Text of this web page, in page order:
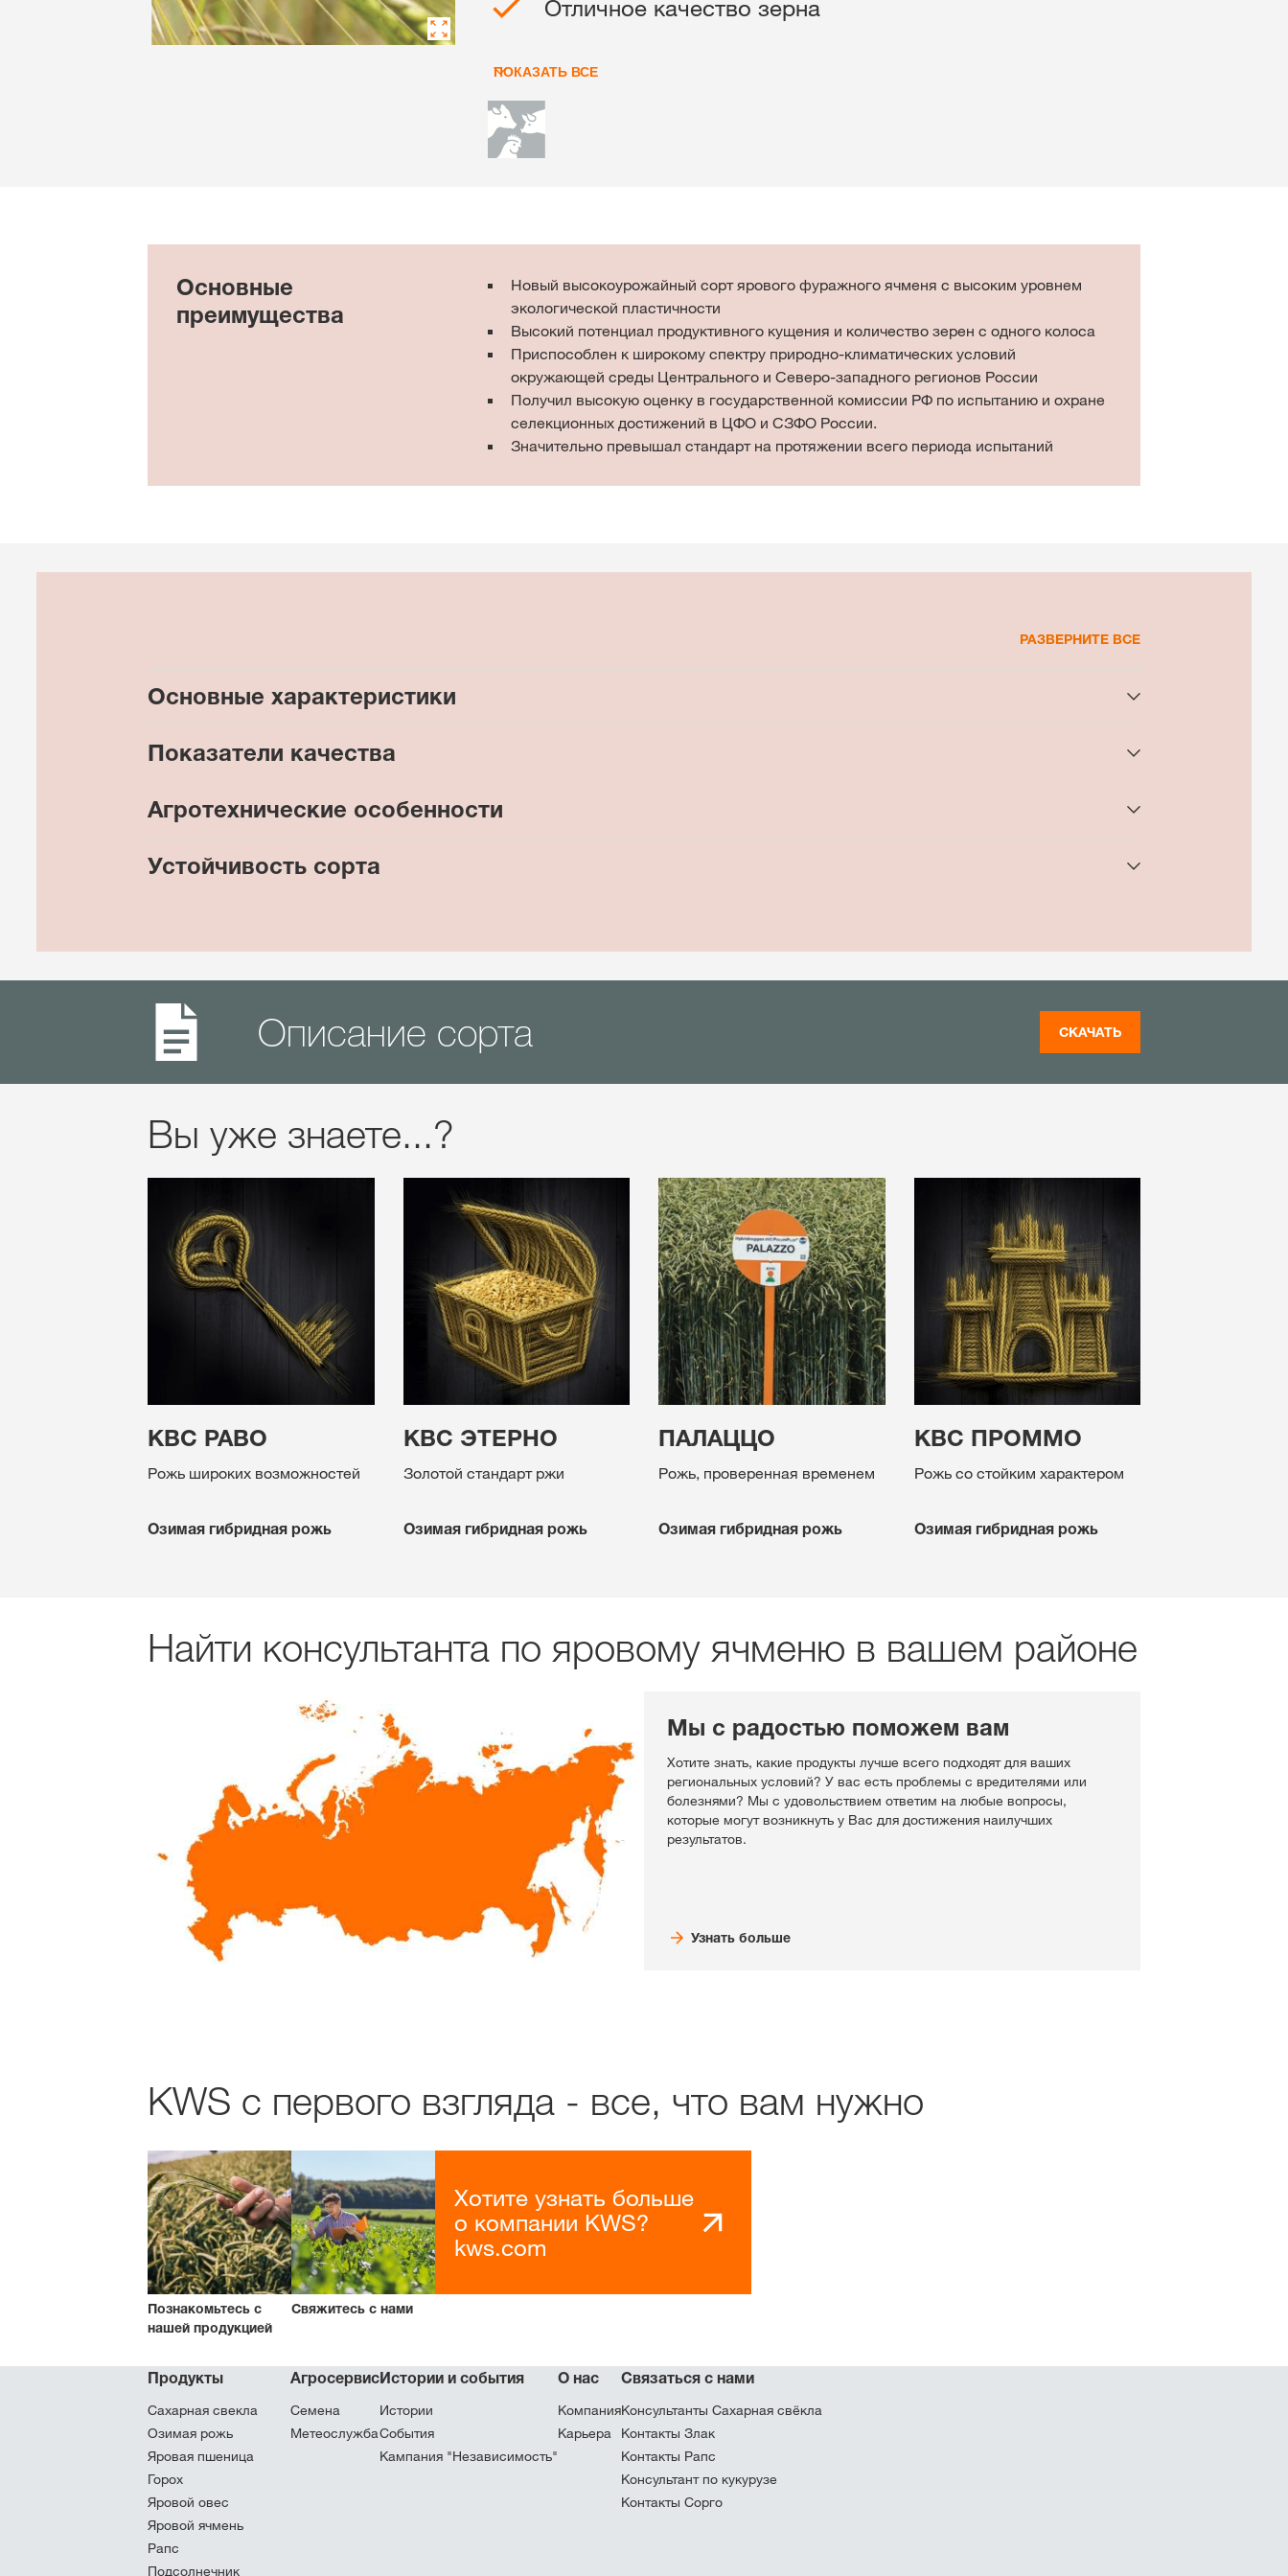
KWS Group на
Отличное качество зерна
ПОКАЗАТЬ ВСЕ
Основные
преимущества
Новый высокоурожайный сорт ярового фуражного ячменя с высоким уровнем
экологической пластичности
Высокий потенциал продуктивного кущения и количество зерен с одного колоса
Приспособлен к широкому спектру природно-климатических условий
окружающей среды Центрального и Северо-западного регионов России
Получил высокую оценку в государственной комиссии РФ по испытанию и охране
селекционных достижений в ЦФО и СЗФО России.
Значительно превышал стандарт на протяжении всего периода испытаний
РАЗВЕРНИТЕ ВСЕ
Основные характеристики
Показатели качества
Агротехнические особенности
Устойчивость сорта
Описание сорта СКАЧАТЬ
Вы уже знаете...?
КВС РАВО
Рожь широких возможностей
Озимая гибридная рожь
КВС ЭТЕРНО
Золотой стандарт ржи
Озимая гибридная рожь
ПАЛАЦЦО
Рожь, проверенная временем
Озимая гибридная рожь
КВС ПРОММО
Рожь со стойким характером
Озимая гибридная рожь
Найти консультанта по яровому ячменю в вашем районе
Мы с радостью поможем вам
Хотите знать, какие продукты лучше всего подходят для ваших
региональных условий? У вас есть проблемы с вредителями или
болезнями? Мы с удовольствием ответим на любые вопросы,
которые могут возникнуть у Вас для достижения наилучших
результатов.
Узнать больше
KWS с первого взгляда - все, что вам нужно
Познакомьтесь с
нашей продукцией
Свяжитесь с нами
Хотите узнать больше
о компании KWS?
kws.com
Продукты
Сахарная свекла
Озимая рожь
Яровая пшеница
Горох
Яровой овес
Яровой ячмень
Рапс
Подсолнечник
Агросервис
Семена
Метеослужба
Истории и события
Истории
Cобытия
Кампания "Независимость"
О нас
Компания
Карьера
Связаться с нами
Консультанты Сахарная свёкла
Контакты Злак
Контакты Рапс
Консультант по кукурузе
Контакты Сорго